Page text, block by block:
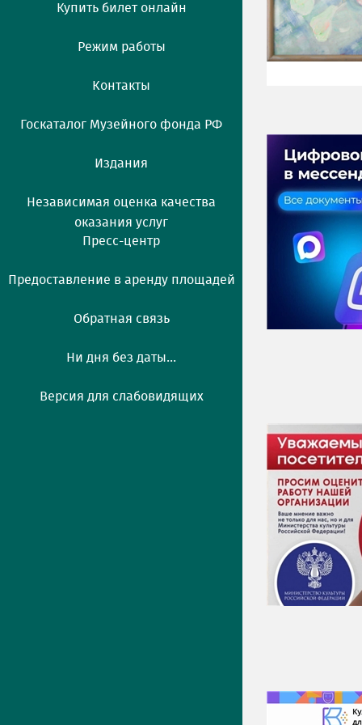
Купить билет онлайн
Режим работы
Контакты
Госкаталог Музейного фонда РФ
Издания
Независимая оценка качества
оказания услуг
Пресс-центр
Предоставление в аренду площадей
Обратная связь
Ни дня без даты...
Версия для слабовидящих